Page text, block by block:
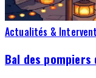
Actualités &
Bal des